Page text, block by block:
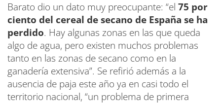
Barato dio un dato muy preocupante: “el 75 por
ciento del cereal de secano de España se ha
perdido. Hay algunas zonas en las que queda
algo de agua, pero existen muchos problemas
tanto en las zonas de secano como en la
ganadería extensiva”. Se refirió además a la
ausencia de paja este año ya en casi todo el
territorio nacional, “un problema de primera